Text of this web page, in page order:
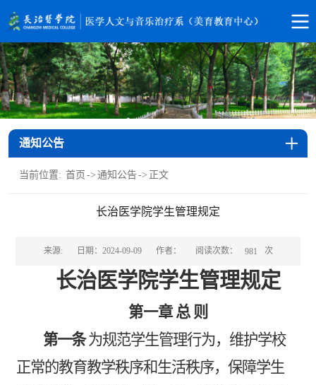
通知公告
当前位置: 首页 -> 通知公告-> 正文
长治医学院学生管理规定
来源: 日期：2024-09-09 作者： 阅读次数： 981 次
长治医学院学生管理规定
第一章 总 则
第一条 为规范学生管理行为，维护学校
正常的教育教学秩序和生活秩序，保障学生